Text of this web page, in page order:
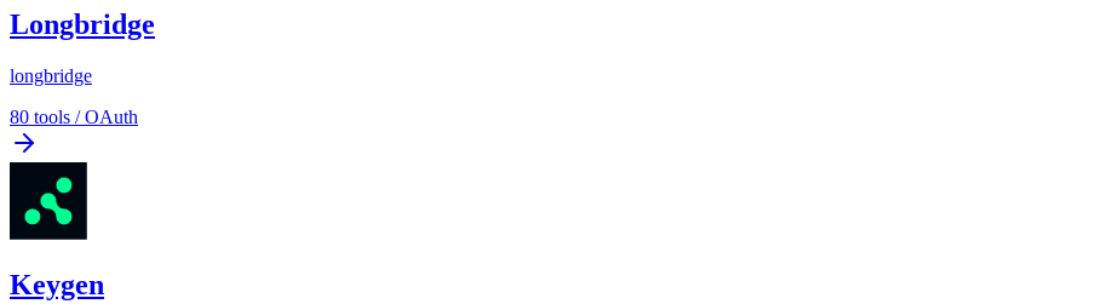
Longbridge
longbridge
80 tools / OAuth
Keygen